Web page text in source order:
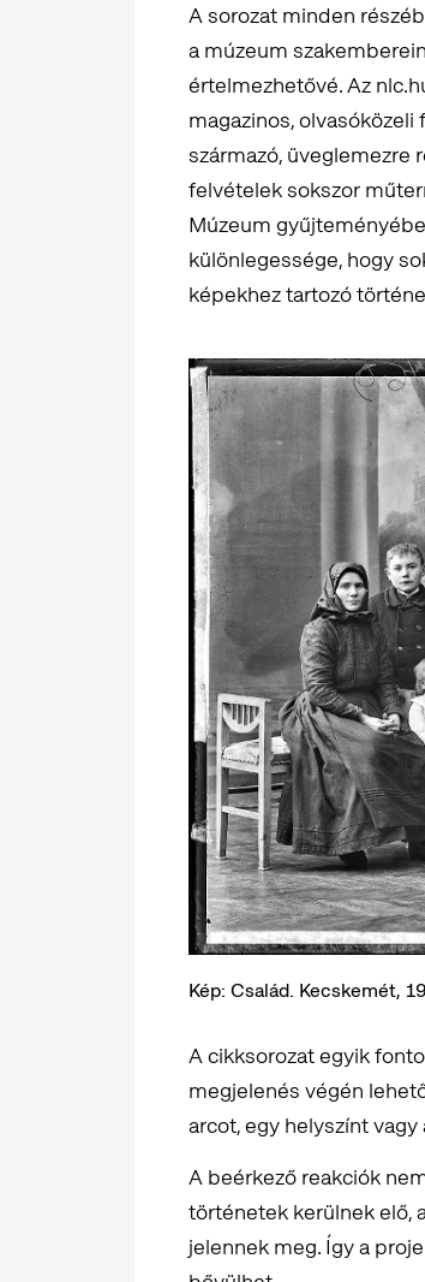
A sorozat minden
a múzeum
értelmezhetővé. Az
magazinos,
származó, üveglemezre
felvételek sokszor
Múzeum
különlegessége, hogy
képekhez tartozó
Kép: Család. Kecskemét,
A cikksorozat egyik
megjelenés végén
arcot, egy helyszínt
A beérkező reakciók
történetek kerülnek elő,
jelennek meg. Így a